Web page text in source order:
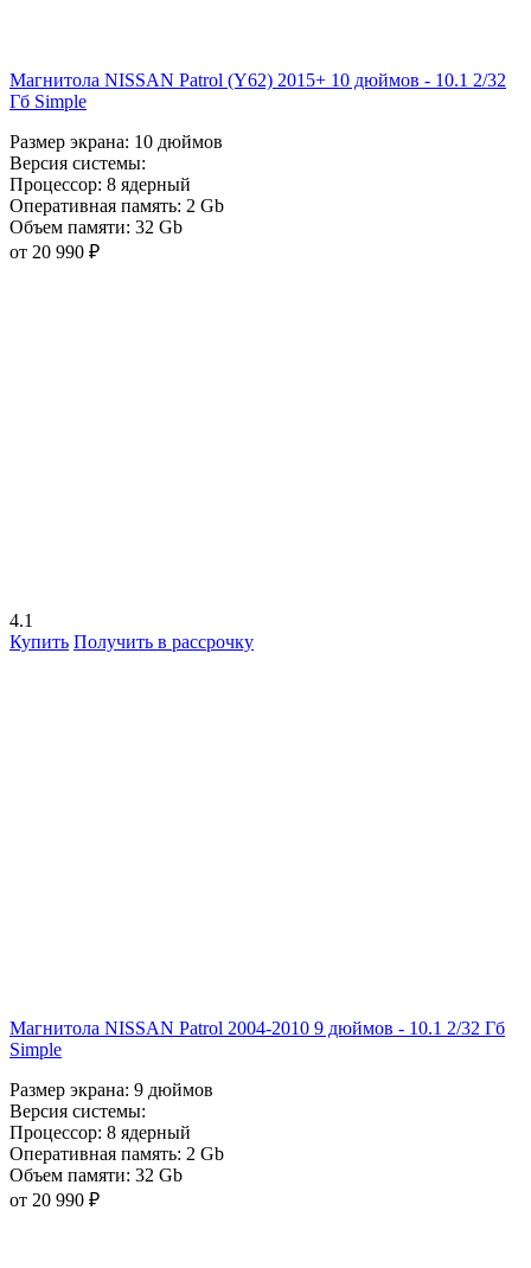
Магнитола NISSAN Patrol (Y62) 2015+ 10 дюймов - 10.1 2/32
Гб Simple
Размер экрана: 10 дюймов
Версия системы:
Процессор: 8 ядерный
Оперативная память: 2 Gb
Объем памяти: 32 Gb
от 20 990 ₽
4.1
Купить Получить в рассрочку
Магнитола NISSAN Patrol 2004-2010 9 дюймов - 10.1 2/32 Гб
Simple
Размер экрана: 9 дюймов
Версия системы:
Процессор: 8 ядерный
Оперативная память: 2 Gb
Объем памяти: 32 Gb
от 20 990 ₽